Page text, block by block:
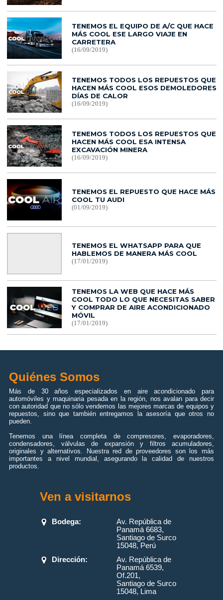
TENEMOS EL EQUIPO DE A/C QUE HACE
MÁS COOL ESE LARGO VIAJE EN
CARRETERA
(16/09/2019)
TENEMOS TODOS LOS REPUESTOS QUE
HACEN MÁS COOL ESOS DEMOLEDORES
DÍAS DE CALOR
(16/09/2019)
TENEMOS TODOS LOS REPUESTOS QUE
HACEN MÁS COOL ESA INTENSA
EXCAVACIÓN MINERA
(16/09/2019)
TENEMOS EL REPUESTO QUE HACE MÁS
COOL TU AUDI
(01/09/2019)
TENEMOS EL WHATSAPP PARA QUE
HABLEMOS DE MANERA MÁS COOL
(17/01/2019)
TENEMOS LA WEB QUE HACE MÁS
COOL TODO LO QUE NECESITAS SABER
Y COMPRAR DE AIRE ACONDICIONADO
MÓVIL
(17/01/2019)
Quiénes Somos
Más de 30 años especializados en aire acondicionado para
automóviles y maquinaria pesada en la región, nos avalan para decir
con autoridad que no sólo vendemos las mejores marcas de equipos y
repuestos, sino que también entregamos la asesoría que otros no
pueden.
Tenemos una línea completa de compresores, evaporadores,
condensadores, válvulas de expansión y filtros acumuladores,
originales y alternativos. Nuestra red de proveedores son los más
importantes a nivel mundial, asegurando la calidad de nuestros
productos.
Ven a visitarnos
Bodega:
Av. República de
Panamá 6683,
Santiago de Surco
15048, Perú
Dirección:
Av. República de
Panamá 6539,
Of.201,
Santiago de Surco
15048, Lima